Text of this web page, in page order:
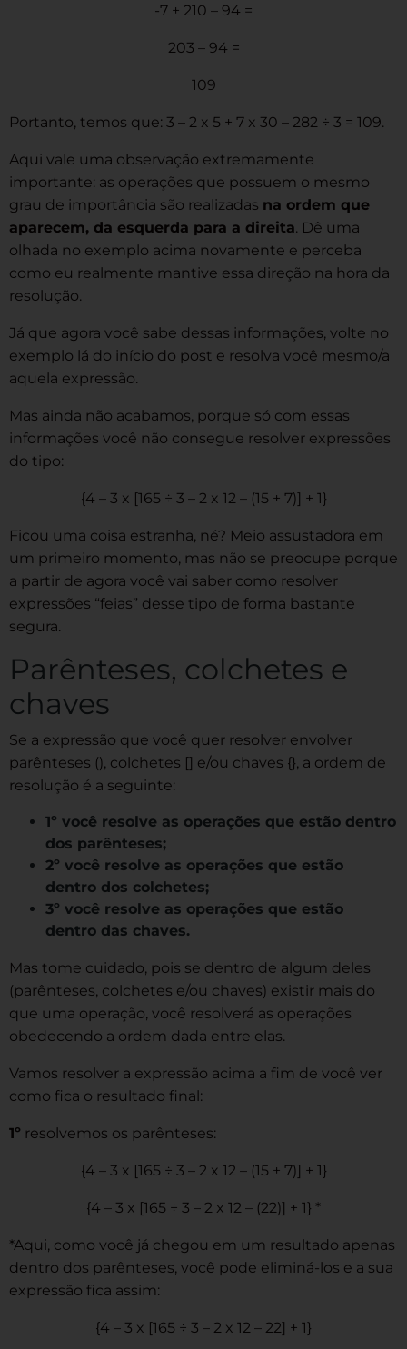
-7 + 210 – 94 =
203 – 94 =
109
Portanto, temos que: 3 – 2 x 5 + 7 x 30 – 282 ÷ 3 = 109.
Aqui vale uma observação extremamente
importante: as operações que possuem o mesmo
grau de importância são realizadas na ordem que
aparecem, da esquerda para a direita. Dê uma
olhada no exemplo acima novamente e perceba
como eu realmente mantive essa direção na hora da
resolução.
Já que agora você sabe dessas informações, volte no
exemplo lá do início do post e resolva você mesmo/a
aquela expressão.
Mas ainda não acabamos, porque só com essas
informações você não consegue resolver expressões
do tipo:
{4 – 3 x [165 ÷ 3 – 2 x 12 – (15 + 7)] + 1}
Ficou uma coisa estranha, né? Meio assustadora em
um primeiro momento, mas não se preocupe porque
a partir de agora você vai saber como resolver
expressões “feias” desse tipo de forma bastante
segura.
Parênteses, colchetes e
chaves
Se a expressão que você quer resolver envolver
parênteses (), colchetes [] e/ou chaves {}, a ordem de
resolução é a seguinte:
1º você resolve as operações que estão dentro
dos parênteses;
2º você resolve as operações que estão
dentro dos colchetes;
3º você resolve as operações que estão
dentro das chaves.
Mas tome cuidado, pois se dentro de algum deles
(parênteses, colchetes e/ou chaves) existir mais do
que uma operação, você resolverá as operações
obedecendo a ordem dada entre elas.
Vamos resolver a expressão acima a fim de você ver
como fica o resultado final:
1º resolvemos os parênteses:
{4 – 3 x [165 ÷ 3 – 2 x 12 – (15 + 7)] + 1}
{4 – 3 x [165 ÷ 3 – 2 x 12 – (22)] + 1} *
*Aqui, como você já chegou em um resultado apenas
dentro dos parênteses, você pode eliminá-los e a sua
expressão fica assim:
{4 – 3 x [165 ÷ 3 – 2 x 12 – 22] + 1}